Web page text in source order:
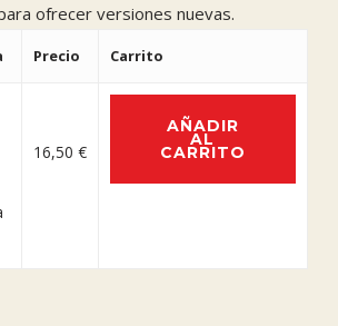
ofrecer versiones nuevas.
Precio Carrito
16,50 €
AÑADIR
AL
CARRITO